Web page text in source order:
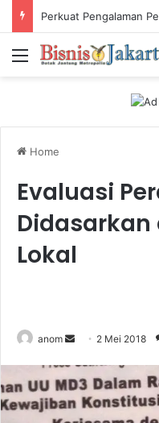
Menu
Home
Evaluasi
Didasarkan
Lokal
anom
n
a
2 Mei 2018